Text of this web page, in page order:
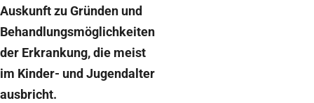
Auskunft zu Gründen und
Behandlungsmöglichkeiten
der Erkrankung, die meist
im Kinder- und Jugendalter
ausbricht.